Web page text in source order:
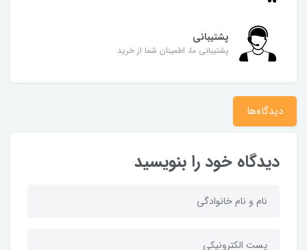
پشتیبانی
پشتیبانی ما، اطمینان شما از خرید
دیدگاه‌ها
دیدگاه خود را بنویسید